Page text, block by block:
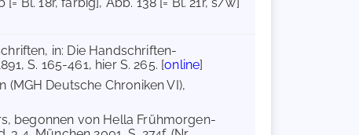
in: Die Handschriften-
S. 165-461, hier S. 265. [online]
Deutsche Chroniken VI),
begonnen von Hella Frühmorgen-